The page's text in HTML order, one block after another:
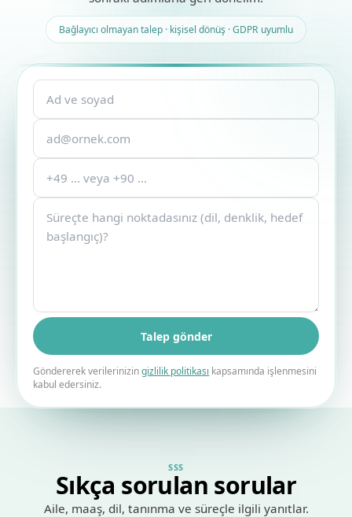
Bağlayıcı olmayan talep · kişisel dönüş · GDPR uyumlu
Lead formu
Ad Soyad
E-posta
Telefon
Mesaj
Talep gönder
Göndererek verilerinizingizlilik politikası kapsamında işlenmesini
kabul edersiniz.
SSS
Sıkça sorulan sorular
Aile, maaş, dil, tanınma ve süreçle ilgili yanıtlar.